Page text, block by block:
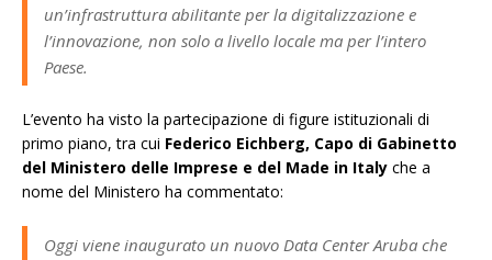
un’infrastruttura abilitante per la digitalizzazione e
l’innovazione, non solo a livello locale ma per l’intero
Paese.
L’evento ha visto la partecipazione di figure istituzionali di
primo piano, tra cui Federico Eichberg, Capo di Gabinetto
del Ministero delle Imprese e del Made in Italy che a
nome del Ministero ha commentato:
Oggi viene inaugurato un nuovo Data Center Aruba che